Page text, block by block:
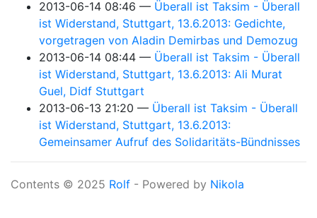
2013-06-14 08:46
Überall ist Taksim - Überall
ist Widerstand, Stuttgart, 13.6.2013: Gedichte,
vorgetragen von Aladin Demirbas und Demozug
2013-06-14 08:44
Überall ist Taksim - Überall
ist Widerstand, Stuttgart, 13.6.2013: Ali Murat
Guel, Didf Stuttgart
2013-06-13 21:20
Überall ist Taksim - Überall
ist Widerstand, Stuttgart, 13.6.2013:
Gemeinsamer Aufruf des Solidaritäts-Bündnisses
Contents © 2025 Rolf - Powered by Nikola